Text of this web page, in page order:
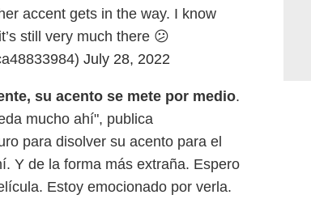
accent gets in the way. I know
still very much there 😕
July 28, 2022
su acento se mete por medio.
mucho ahí", publica
para disolver su acento para el
Y de la forma más extraña. Espero
Estoy emocionado por verla.